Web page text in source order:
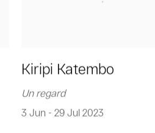
Kiripi Katembo
Un regard
3 Jun - 29 Jul 2023